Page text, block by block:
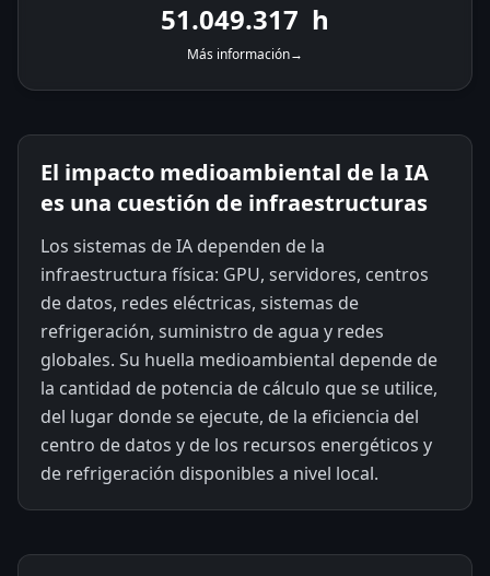
51.050.008 h
Más información→
El impacto medioambiental de la IA
es una cuestión de infraestructuras
Los sistemas de IA dependen de la
infraestructura física: GPU, servidores, centros
de datos, redes eléctricas, sistemas de
refrigeración, suministro de agua y redes
globales. Su huella medioambiental depende de
la cantidad de potencia de cálculo que se utilice,
del lugar donde se ejecute, de la eficiencia del
centro de datos y de los recursos energéticos y
de refrigeración disponibles a nivel local.